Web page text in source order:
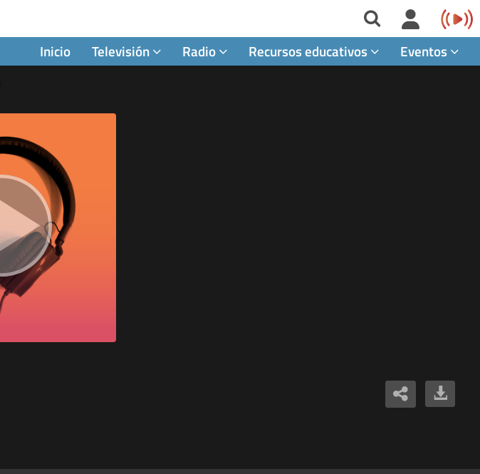
Inicio Televisión Radio Recursos educativos Eventos